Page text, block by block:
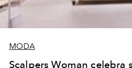
MODA
Scalpers Woman celebra